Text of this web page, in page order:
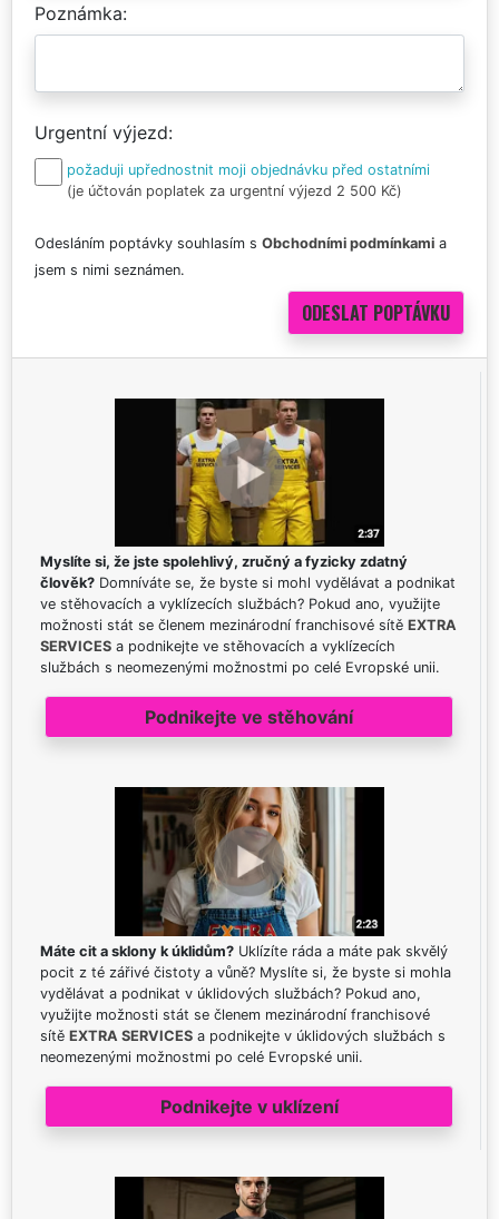
Poznámka
Urgentní výjezd
požaduji upřednostnit moji objednávku před ostatními
(je účtován poplatek za urgentní výjezd 2 500 Kč)
Odesláním poptávky souhlasím s Obchodními podmínkami a
jsem s nimi seznámen.
Myslíte si, že jste spolehlivý, zručný a fyzicky zdatný
člověk? Domníváte se, že byste si mohl vydělávat a podnikat
ve stěhovacích a vyklízecích službách? Pokud ano, využijte
možnosti stát se členem mezinárodní franchisové sítě EXTRA
SERVICES a podnikejte ve stěhovacích a vyklízecích
službách s neomezenými možnostmi po celé Evropské unii.
Podnikejte ve stěhování
Máte cit a sklony k úklidům? Uklízíte ráda a máte pak skvělý
pocit z té zářivé čistoty a vůně? Myslíte si, že byste si mohla
vydělávat a podnikat v úklidových službách? Pokud ano,
využijte možnosti stát se členem mezinárodní franchisové
sítě EXTRA SERVICES a podnikejte v úklidových službách s
neomezenými možnostmi po celé Evropské unii.
Podnikejte v uklízení